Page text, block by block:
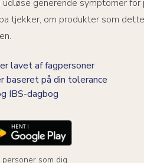
udløse generende symptomer
tjekker, om produkter som
lavet af fagpersoner
baseret på din tolerance
IBS-dagbog
som dig